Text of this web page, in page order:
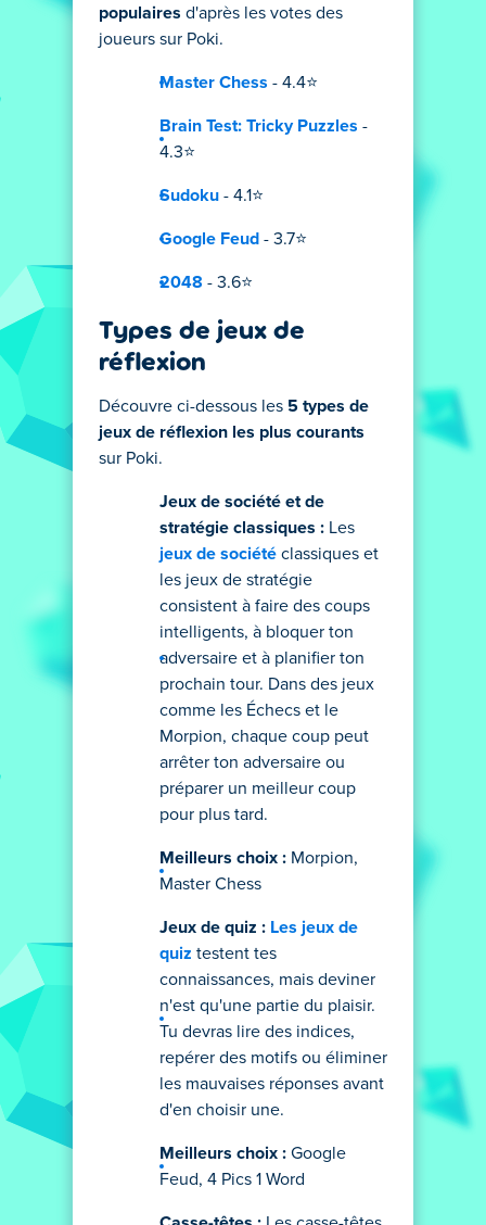
populaires d'après les votes des
joueurs sur Poki.
Master Chess - 4.4⭐
Brain Test: Tricky Puzzles -
4.3⭐
Sudoku - 4.1⭐
Google Feud - 3.7⭐
2048 - 3.6⭐
Types de jeux de
réflexion
Découvre ci-dessous les 5 types de
jeux de réflexion les plus courants
sur Poki.
Jeux de société et de
stratégie classiques : Les
jeux de société classiques et
les jeux de stratégie
consistent à faire des coups
intelligents, à bloquer ton
adversaire et à planifier ton
prochain tour. Dans des jeux
comme les Échecs et le
Morpion, chaque coup peut
arrêter ton adversaire ou
préparer un meilleur coup
pour plus tard.
Meilleurs choix : Morpion,
Master Chess
Jeux de quiz : Les jeux de
quiz testent tes
connaissances, mais deviner
n'est qu'une partie du plaisir.
Tu devras lire des indices,
repérer des motifs ou éliminer
les mauvaises réponses avant
d'en choisir une.
Meilleurs choix : Google
Feud, 4 Pics 1 Word